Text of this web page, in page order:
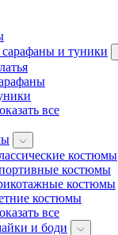
сарафаны и туники
все
костюмы
костюмы
костюмы
костюмы
все
и боди